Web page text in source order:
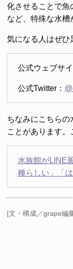
化させることで魚
など、特殊な水槽
気になる人はぜひ
公式ウェブサイ
公式Twitter：
ちなみにこちらの
ことがあります。
水族館がLINE
種らしい」「は
[文・構成／grape編